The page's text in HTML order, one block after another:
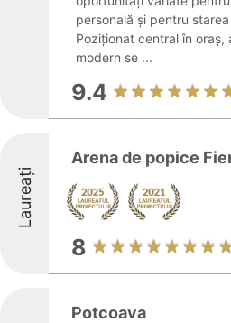
personală și pentru
Poziționat central în oraș,
modern se ...
9.4
Laureați
Arena de popice
8
Potcoava